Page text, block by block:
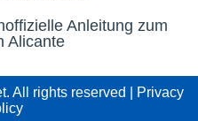
Anleitung zum
Alicante
All rights reserved |
Privacy